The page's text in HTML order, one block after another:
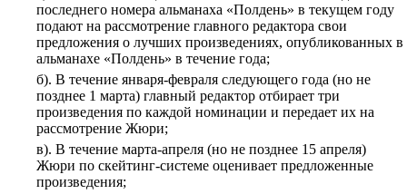
последнего номера альманаха «Полдень» в текущем году
подают на рассмотрение главного редактора свои
предложения о лучших произведениях, опубликованных в
альманахе «Полдень» в течение года;
б). В течение января-февраля следующего года (но не
позднее 1 марта) главный редактор отбирает три
произведения по каждой номинации и передает их на
рассмотрение Жюри;
в). В течение марта-апреля (но не позднее 15 апреля)
Жюри по скейтинг-системе оценивает предложенные
произведения;